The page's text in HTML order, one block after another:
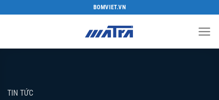
qua
BOMVIET.VN
TIN TỨC